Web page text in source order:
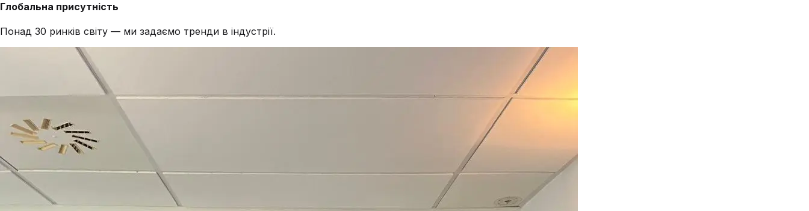
Глобальна присутність
Понад 30 ринків світу — ми задаємо тренди в індустрії.